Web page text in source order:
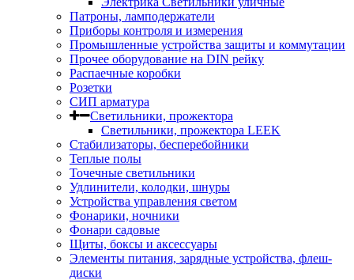
Патроны, ламподержатели
Приборы контроля и измерения
Промышленные устройства защиты и коммутации
Прочее оборудование на DIN рейку
Распаечные коробки
Розетки
СИП арматура
Светильники, прожектора
Светильники, прожектора LEEK
Стабилизаторы, бесперебойники
Теплые полы
Точечные светильники
Удлинители, колодки, шнуры
Устройства управления светом
Фонарики, ночники
Фонари садовые
Щиты, боксы и аксессуары
Элементы питания, зарядные устройства, флеш-
диски